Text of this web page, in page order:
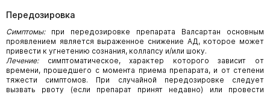
Передозировка
Симптомы: при передозировке препарата Валсартан основным
проявлением является выраженное снижение АД, которое может
привести к угнетению сознания, коллапсу и/или шоку.
Лечение: симптоматическое, характер которого зависит от
времени, прошедшего с момента приема препарата, и от степени
тяжести симптомов. При случайной передозировке следует
вызвать рвоту (если препарат принят недавно) или провести